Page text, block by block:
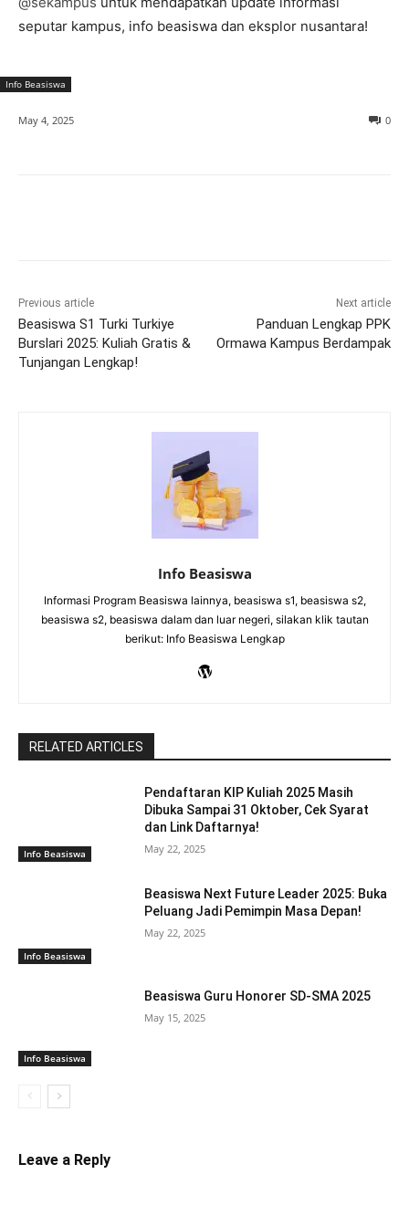
seputar kampus, info beasiswa dan eksplor nusantara!
Info Beasiswa
0
May 4, 2025
Previous article
Beasiswa S1 Turki Turkiye
Burslari 2025: Kuliah Gratis &
Tunjangan Lengkap!
Next article
Panduan Lengkap PPK
Ormawa Kampus Berdampak
Info Beasiswa
Informasi Program Beasiswa lainnya, beasiswa s1, beasiswa s2,
beasiswa s2, beasiswa dalam dan luar negeri, silakan klik tautan
berikut: Info Beasiswa Lengkap
RELATED ARTICLES
Info Beasiswa
Pendaftaran KIP Kuliah 2025 Masih
Dibuka Sampai 31 Oktober, Cek Syarat
dan Link Daftarnya!
May 22, 2025
Info Beasiswa
Beasiswa Next Future Leader 2025: Buka
Peluang Jadi Pemimpin Masa Depan!
May 22, 2025
Info Beasiswa
Beasiswa Guru Honorer SD-SMA 2025
May 15, 2025
Leave a Reply